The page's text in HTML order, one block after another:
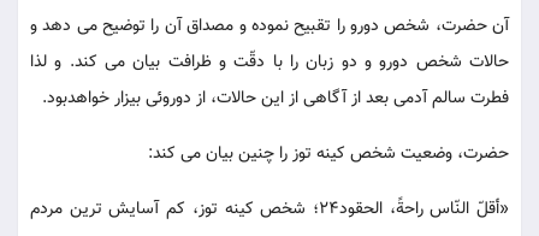
آن حضرت، شخص دورو را تقبیح نموده و مصداق آن را توضیح می دهد و
حالات شخص دورو و دو زبان را با دقّت و ظرافت بیان می کند. و لذا
فطرت سالم آدمی بعد از آگاهی از این حالات، از دوروئی بیزار خواهدبود.
حضرت، وضعیت شخص کینه توز را چنین بیان می کند:
«أقلّ النّاس راحةً، الحقود24؛ شخص کینه توز، کم آسایش ترین مردم